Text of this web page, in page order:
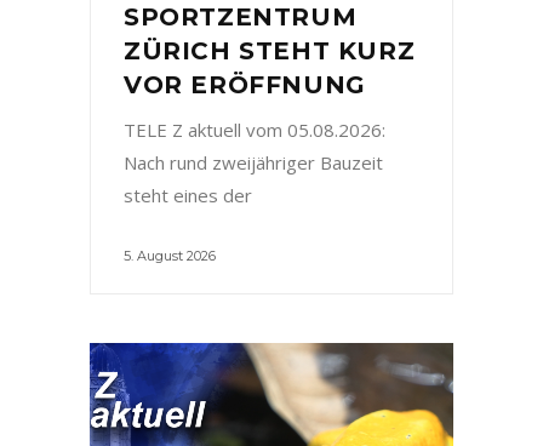
SPORTZENTRUM
ZÜRICH STEHT KURZ
VOR ERÖFFNUNG
TELE Z aktuell vom 05.08.2026:
Nach rund zweijähriger Bauzeit
steht eines der
5. August 2026